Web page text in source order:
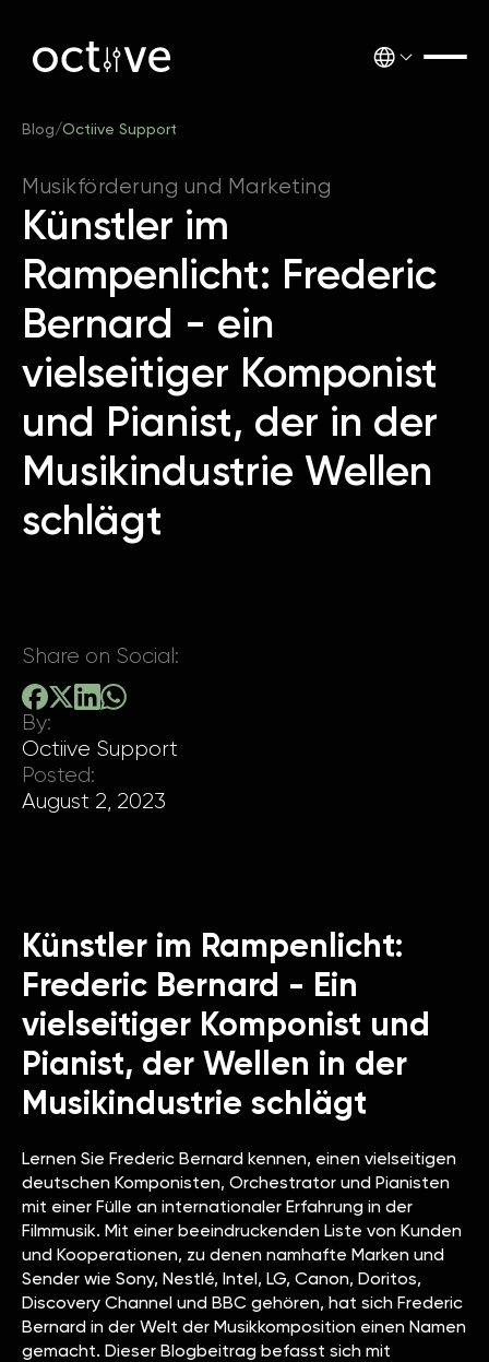
Blog/Octiive Support
Musikförderung und Marketing
Künstler im
Rampenlicht: Frederic
Bernard - ein
vielseitiger Komponist
und Pianist, der in der
Musikindustrie Wellen
schlägt
Share on Social:
By:
Octiive Support
Posted:
August 2, 2023
Künstler im Rampenlicht:
Frederic Bernard - Ein
vielseitiger Komponist und
Pianist, der Wellen in der
Musikindustrie schlägt
Lernen Sie Frederic Bernard kennen, einen vielseitigen
deutschen Komponisten, Orchestrator und Pianisten
mit einer Fülle an internationaler Erfahrung in der
Filmmusik. Mit einer beeindruckenden Liste von Kunden
und Kooperationen, zu denen namhafte Marken und
Sender wie Sony, Nestlé, Intel, LG, Canon, Doritos,
Discovery Channel und BBC gehören, hat sich Frederic
Bernard in der Welt der Musikkomposition einen Namen
gemacht. Dieser Blogbeitrag befasst sich mit